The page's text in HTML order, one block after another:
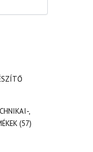
,
(57)